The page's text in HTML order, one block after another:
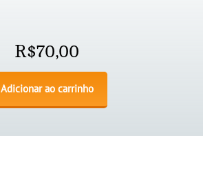
R$70,00
Adicionar ao carrinho